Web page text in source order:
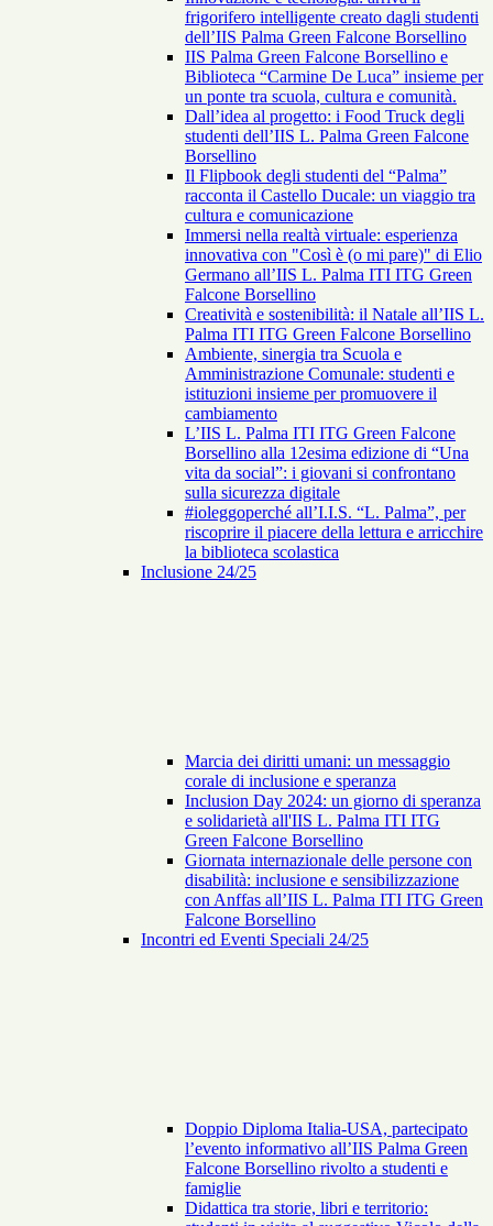
frigorifero intelligente creato dagli studenti
dell’IIS Palma Green Falcone Borsellino
IIS Palma Green Falcone Borsellino e
Biblioteca “Carmine De Luca” insieme per
un ponte tra scuola, cultura e comunità.
Dall’idea al progetto: i Food Truck degli
studenti dell’IIS L. Palma Green Falcone
Borsellino
Il Flipbook degli studenti del “Palma”
racconta il Castello Ducale: un viaggio tra
cultura e comunicazione
Immersi nella realtà virtuale: esperienza
innovativa con "Così è (o mi pare)" di Elio
Germano all’IIS L. Palma ITI ITG Green
Falcone Borsellino
Creatività e sostenibilità: il Natale all’IIS L.
Palma ITI ITG Green Falcone Borsellino
Ambiente, sinergia tra Scuola e
Amministrazione Comunale: studenti e
istituzioni insieme per promuovere il
cambiamento
L’IIS L. Palma ITI ITG Green Falcone
Borsellino alla 12esima edizione di “Una
vita da social”: i giovani si confrontano
sulla sicurezza digitale
#ioleggoperché all’I.I.S. “L. Palma”, per
riscoprire il piacere della lettura e arricchire
la biblioteca scolastica
Inclusione 24/25
Marcia dei diritti umani: un messaggio
corale di inclusione e speranza
Inclusion Day 2024: un giorno di speranza
e solidarietà all'IIS L. Palma ITI ITG
Green Falcone Borsellino
Giornata internazionale delle persone con
disabilità: inclusione e sensibilizzazione
con Anffas all’IIS L. Palma ITI ITG Green
Falcone Borsellino
Incontri ed Eventi Speciali 24/25
Doppio Diploma Italia-USA, partecipato
l’evento informativo all’IIS Palma Green
Falcone Borsellino rivolto a studenti e
famiglie
Didattica tra storie, libri e territorio: